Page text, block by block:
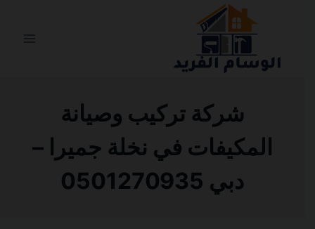
شركة تركيب وصيانة
المكيفات في نخلة جميرا –
دبي 0501270935